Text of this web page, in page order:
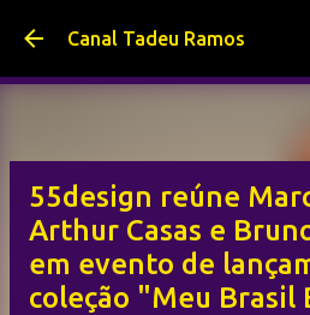
Pular para o
Canal Tadeu Ramos
55design reúne
Arthur Casas e
em evento de
coleção "Meu Brasil